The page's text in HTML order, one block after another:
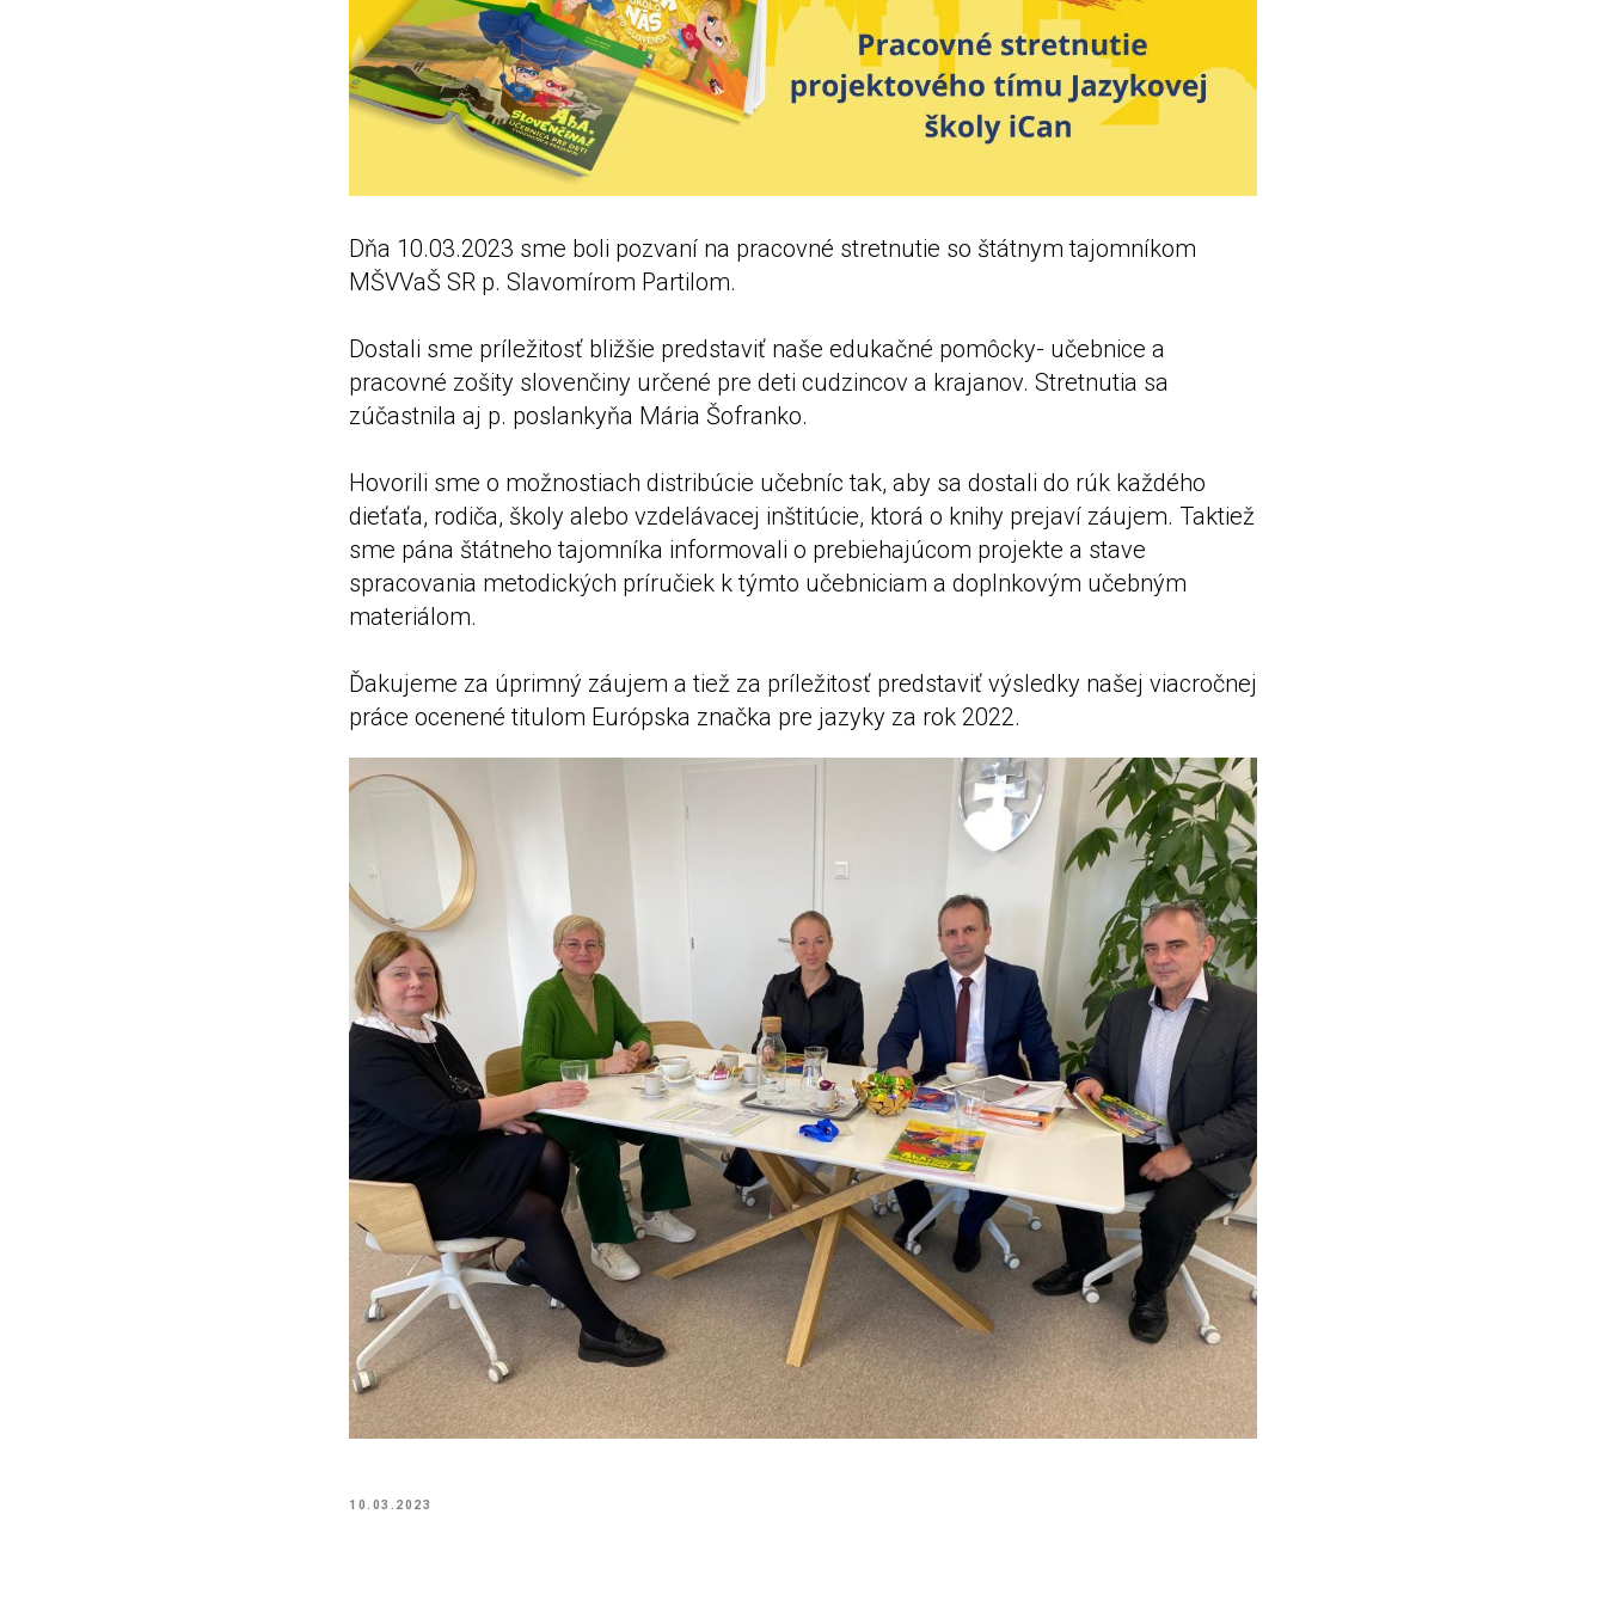
Dňa 10.03.2023 sme boli pozvaní na pracovné stretnutie so štátnym tajomníkom
MŠVVaŠ SR p. Slavomírom Partilom.
Dostali sme príležitosť bližšie predstaviť naše edukačné pomôcky- učebnice a
pracovné zošity slovenčiny určené pre deti cudzincov a krajanov. Stretnutia sa
zúčastnila aj p. poslankyňa Mária Šofranko.
Hovorili sme o možnostiach distribúcie učebníc tak, aby sa dostali do rúk každého
dieťaťa, rodiča, školy alebo vzdelávacej inštitúcie, ktorá o knihy prejaví záujem. Taktiež
sme pána štátneho tajomníka informovali o prebiehajúcom projekte a stave
spracovania metodických príručiek k týmto učebniciam a doplnkovým učebným
materiálom.
Ďakujeme za úprimný záujem a tiež za príležitosť predstaviť výsledky našej viacročnej
práce ocenené titulom Európska značka pre jazyky za rok 2022.
10.03.2023